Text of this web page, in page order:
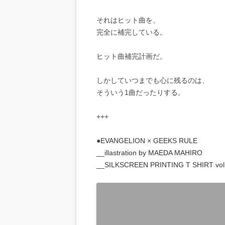
それはヒット曲を、
完全に補完している。
ヒット曲補完計画だ。
しかしていつまでも心に残るのは、
そういう1曲だったりする。
+++
●EVANGELION × GEEKS RULE
__illastration by MAEDA MAHIRO
__SILKSCREEN PRINTING T SHIRT